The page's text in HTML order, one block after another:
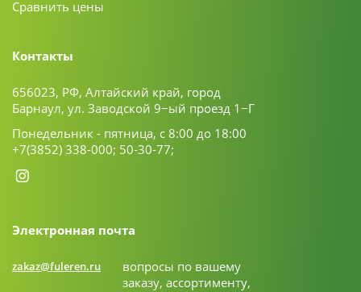
Сравнить цены
Контакты
656023, РФ, Алтайский край, город
Барнаул, ул. Заводской 9−ый проезд 1−Г
Понедельник - пятница, с 8:00 до 18:00
+7(3852) 338-000; 50-30-77;
Электронная почта
zakaz@fuleren.ru
вопросы по вашему
заказу, ассортименту,